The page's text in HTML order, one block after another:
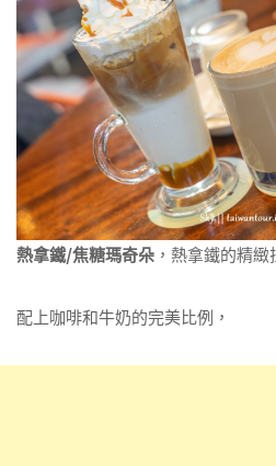
熱拿鐵/焦糖瑪奇朵 ，熱拿鐵的精緻
配上咖啡和牛奶的完美比例，